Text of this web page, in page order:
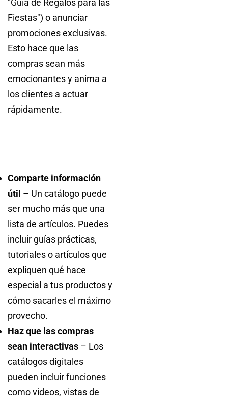
"Guía de Regalos para las
Fiestas") o anunciar
promociones exclusivas.
Esto hace que las
compras sean más
emocionantes y anima a
los clientes a actuar
rápidamente.
Comparte información
útil – Un catálogo puede
ser mucho más que una
lista de artículos. Puedes
incluir guías prácticas,
tutoriales o artículos que
expliquen qué hace
especial a tus productos y
cómo sacarles el máximo
provecho.
Haz que las compras
sean interactivas – Los
catálogos digitales
pueden incluir funciones
como videos, vistas de